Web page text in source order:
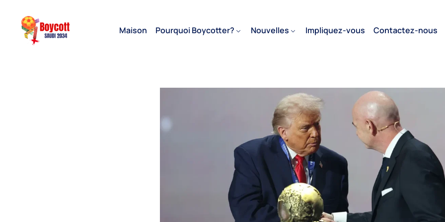
Maison Pourquoi Boycotter? Nouvelles Impliquez-vous Contactez-nous